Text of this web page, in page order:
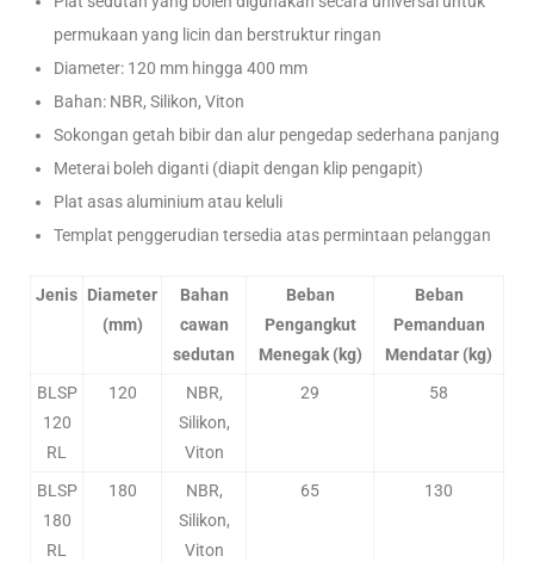
permukaan yang licin dan berstruktur ringan
Diameter: 120 mm hingga 400 mm
Bahan: NBR, Silikon, Viton
Sokongan getah bibir dan alur pengedap sederhana panjang
Meterai boleh diganti (diapit dengan klip pengapit)
Plat asas aluminium atau keluli
Templat penggerudian tersedia atas permintaan pelanggan
Jenis Diameter
(mm)
Bahan
cawan
sedutan
Beban
Pengangkut
Menegak (kg)
Beban
Pemanduan
Mendatar (kg)
BLSP
120
RL
120
NBR,
Silikon,
Viton
29 58
BLSP
180
RL
180
NBR,
Silikon,
Viton
65 130